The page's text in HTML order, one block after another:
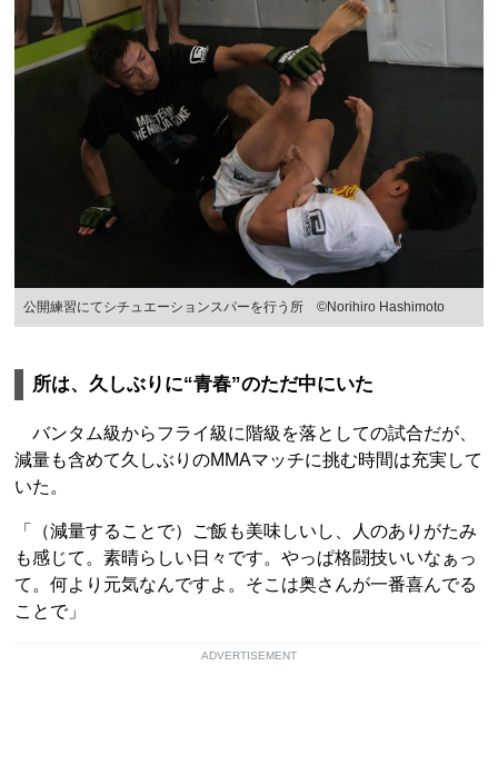
公開練習にてシチュエーションスパーを行う所 ©Norihiro Hashimoto
所は、久しぶりに“青春”のただ中にいた
バンタム級からフライ級に階級を落としての試合だが、
減量も含めて久しぶりのMMAマッチに挑む時間は充実して
いた。
「（減量することで）ご飯も美味しいし、人のありがたみ
も感じて。素晴らしい日々です。やっぱ格闘技いいなぁっ
て。何より元気なんですよ。そこは奥さんが一番喜んでる
ことで」
ADVERTISEMENT